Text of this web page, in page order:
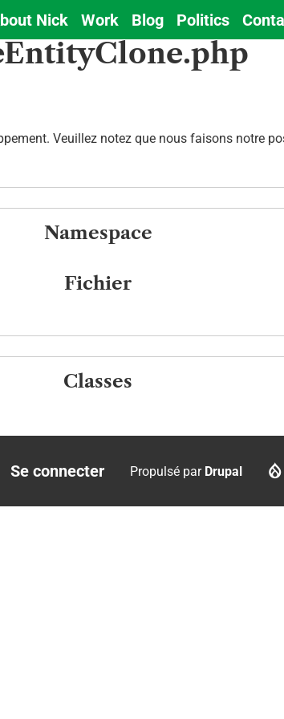
Nick Work Blog Politics
Veuillez notez que nous faisons notre
Namespace
Fichier
Classes
Se connecter Propulsé par Drupal